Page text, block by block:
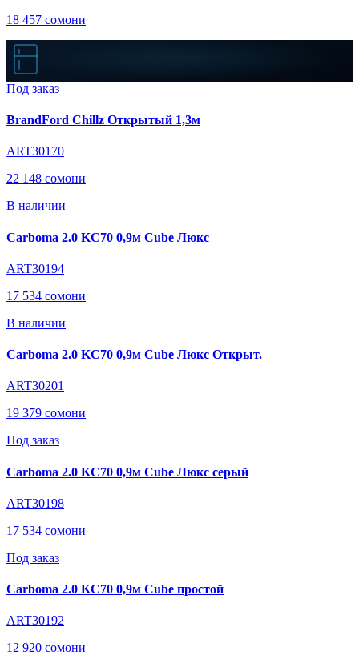
18 457 сомони
Под заказ
BrandFord Chillz Открытый 1,3м
ART30170
22 148 сомони
В наличии
Carboma 2.0 KC70 0,9м Cube Люкс
ART30194
17 534 сомони
В наличии
Carboma 2.0 KC70 0,9м Cube Люкс Открыт.
ART30201
19 379 сомони
Под заказ
Carboma 2.0 KC70 0,9м Cube Люкс серый
ART30198
17 534 сомони
Под заказ
Carboma 2.0 KC70 0,9м Cube простой
ART30192
12 920 сомони